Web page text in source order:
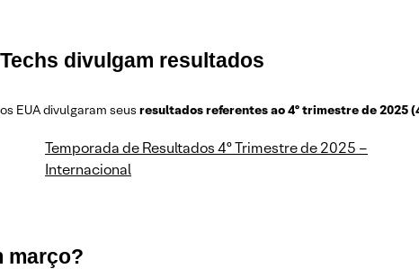
divulgam resultados
EUA divulgaram seus resultados referentes ao 4º trimestre de 2025
Temporada de Resultados 4º Trimestre de 2025 –
Internacional
março?